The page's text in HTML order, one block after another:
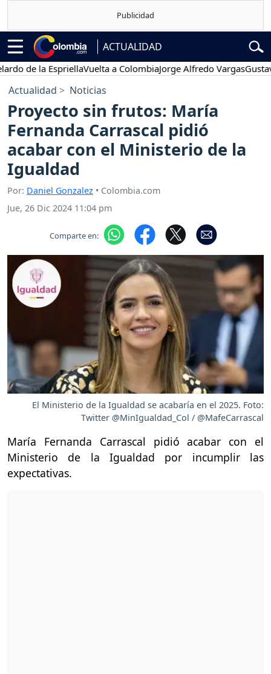
ACTUALIDAD
la EspriellaVuelta a ColombiaJorge Alfredo VargasGustavo
Actualidad Noticias
Proyecto sin frutos: María
Fernanda Carrascal pidió
acabar con el Ministerio de la
Igualdad
Por: Daniel Gonzalez • Colombia.com
Jue, 26 Dic 2024 11:04 pm
Comparte en:
El Ministerio de la Igualdad se acabaría en el 2025. Foto:
Twitter @MinIgualdad_Col / @MafeCarrascal
María Fernanda Carrascal pidió acabar con el
Ministerio de la Igualdad por incumplir las
expectativas.